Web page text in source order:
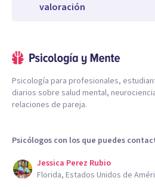
valoración
Psicología para profesionales,
diarios sobre salud mental,
relaciones de pareja.
Psicólogos con los que puedes
Jessica Perez Rubio
Florida, Estados Unidos de